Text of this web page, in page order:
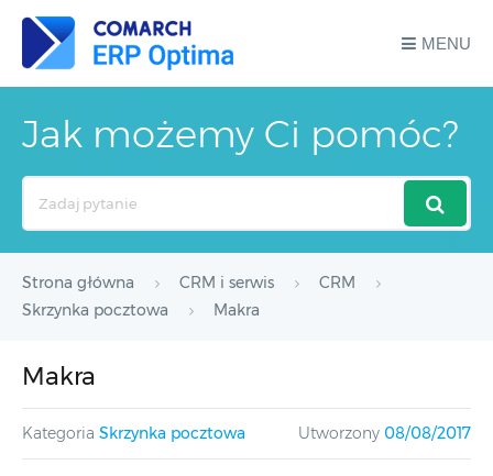
MENU
Jak możemy Ci pomóc?
Strona główna CRM i serwis
CRM
Skrzynka pocztowa
Makra
Makra
Kategoria Skrzynka pocztowa Utworzony 08/08/2017